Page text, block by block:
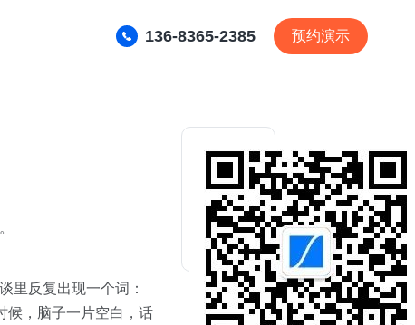
136-8365-2385 预约演示
里反复出现一个词：
候，脑子一片空白，话